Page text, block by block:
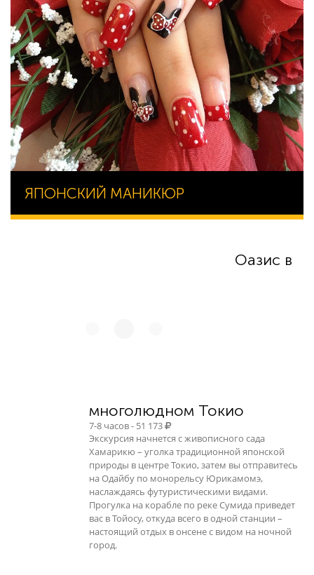
ЯПОНСКИЙ МАНИКЮР
Оазис в
многолюдном Токио
7-8 часов - 51 173
Экскурсия начнется с живописного сада
Хамарикю – уголка традиционной японской
природы в центре Токио, затем вы отправитесь
на Одайбу по монорельсу Юрикамомэ,
наслаждаясь футуристическими видами.
Прогулка на корабле по реке Сумида приведет
вас в Тойосу, откуда всего в одной станции –
настоящий отдых в онсене с видом на ночной
город.